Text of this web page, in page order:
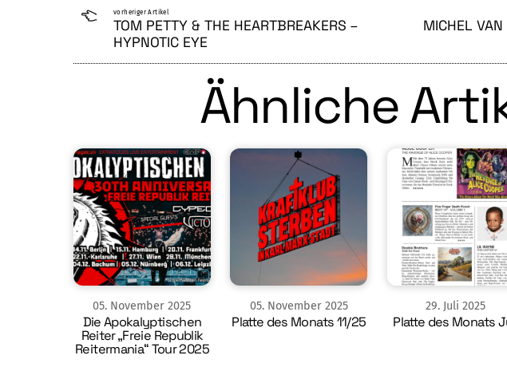
vorheriger Artikel
TOM PETTY & THE HEARTBREAKERS –
HYPNOTIC EYE
MICHEL
Ähnliche
05. November 2025
Die Apokalyptischen
Reiter „Freie Republik
Reitermania“ Tour 2025
05. November 2025
Platte des Monats 11/25
29. Juli 2025
Platte des Monats